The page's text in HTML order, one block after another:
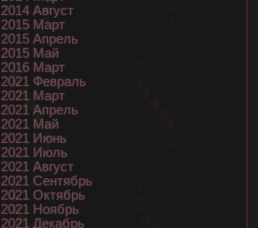
2014 Август
2015 Март
2015 Апрель
2015 Май
2016 Март
2021 Февраль
2021 Март
2021 Апрель
2021 Май
2021 Июнь
2021 Июль
2021 Август
2021 Сентябрь
2021 Октябрь
2021 Ноябрь
2021 Декабрь